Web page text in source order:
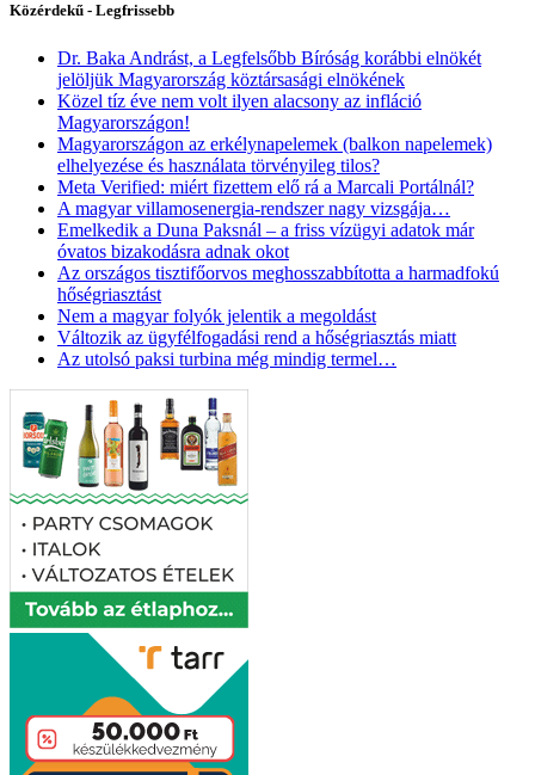
Közérdekű - Legfrissebb
Dr. Baka Andrást, a Legfelsőbb Bíróság korábbi elnökét
jelöljük Magyarország köztársasági elnökének
Közel tíz éve nem volt ilyen alacsony az infláció
Magyarországon!
Magyarországon az erkélynapelemek (balkon napelemek)
elhelyezése és használata törvényileg tilos?
Meta Verified: miért fizettem elő rá a Marcali Portálnál?
A magyar villamosenergia-rendszer nagy vizsgája…
Emelkedik a Duna Paksnál – a friss vízügyi adatok már
óvatos bizakodásra adnak okot
Az országos tisztifőorvos meghosszabbította a harmadfokú
hőségriasztást
Nem a magyar folyók jelentik a megoldást
Változik az ügyfélfogadási rend a hőségriasztás miatt
Az utolsó paksi turbina még mindig termel…